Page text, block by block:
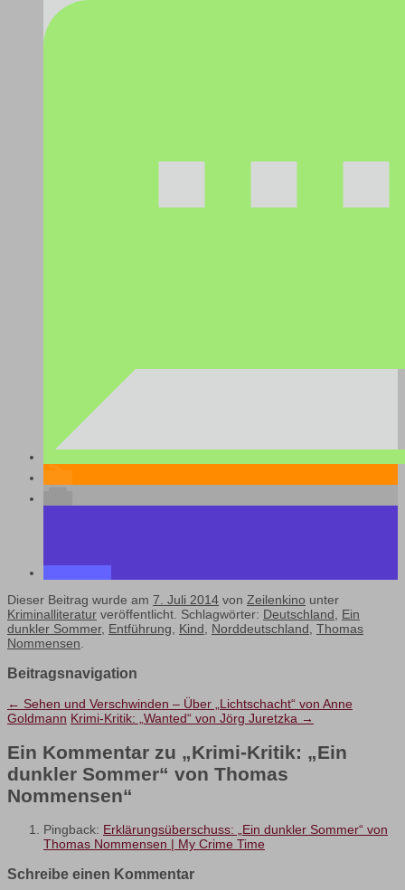
Dieser Beitrag wurde am 7. Juli 2014 von Zeilenkino unter
Kriminalliteratur veröffentlicht. Schlagwörter: Deutschland
Ein
dunkler Sommer, Entführung Kind Norddeutschland Thomas
Nommensen
Beitragsnavigation
← Sehen und Verschwinden – Über „Lichtschacht“ von Anne
Goldmann Krimi-Kritik: „Wanted“ von Jörg Juretzka →
Ein Kommentar zu „Krimi-Kritik: „Ein
dunkler Sommer“ von Thomas
Nommensen“
Pingback: Erklärungsüberschuss: „Ein dunkler Sommer“ von
Thomas Nommensen | My Crime Time
Schreibe einen Kommentar